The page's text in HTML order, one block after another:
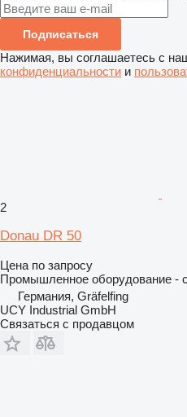
Подписаться
Нажимая, вы соглашаетесь с
конфиденциальности и
2
Donau DR 50
Цена по запросу
Промышленное оборудование -
Германия, Gräfelfing
UCY Industrial GmbH
Связаться с продавцом